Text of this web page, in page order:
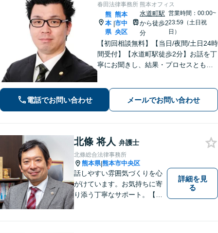
春田法律事務所 熊本オフィス
熊
本
県
|
熊本
市中
央区
水道町駅
から徒歩2
分
営業時間：00:00~
23:59（土日祝
日）
【初回相談無料】【当日/夜間/土日24時
間受付】【水道町駅徒歩2分】お話を丁
寧にお聞きし、結果・プロセスともに
電話でお問い合わせ メールでお問い合わせ
北條 将人 弁護士
北條総合法律事務所
熊本県|熊本市中央区
話しやすい雰囲気づくりを心
がけています。お気持ちに寄
り添う丁寧なサポート。【借
詳細を見
る